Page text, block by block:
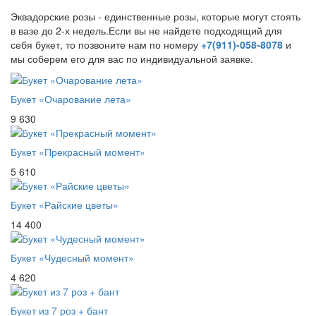
Эквадорские розы - единственные розы, которые могут стоять
в вазе до 2-х недель.Если вы не найдете подходящий для
себя букет, то позвоните нам по номеру +7(911)-058-8078 и
мы соберем его для вас по индивидуальной заявке.
Букет «Очарование лета»
9 630
Букет «Прекрасный момент»
5 610
Букет «Райские цветы»
14 400
Букет «Чудесный момент»
4 620
Букет из 7 роз + бант